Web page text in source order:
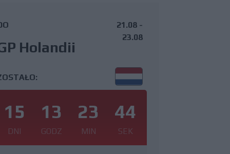
Holandii
21.08 -
23.08
15
DNI
13
GODZ
23
MIN
41
SEK